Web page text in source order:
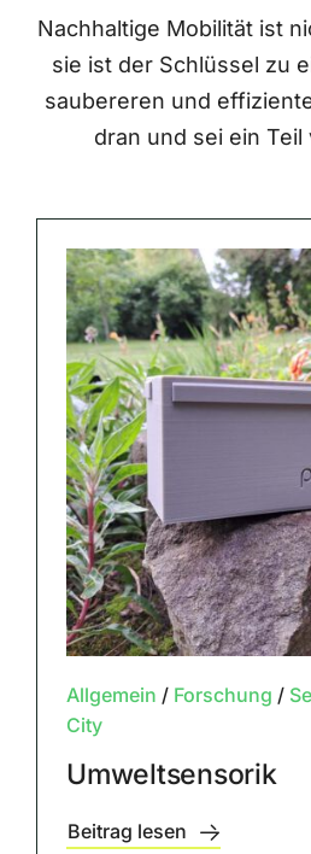
Nachhaltige Mobilität ist
sie ist der Schlüssel zu
saubereren und
dran und sei ein Teil
Allgemein / Forschung /
City
Umweltsensorik
Beitrag lesen